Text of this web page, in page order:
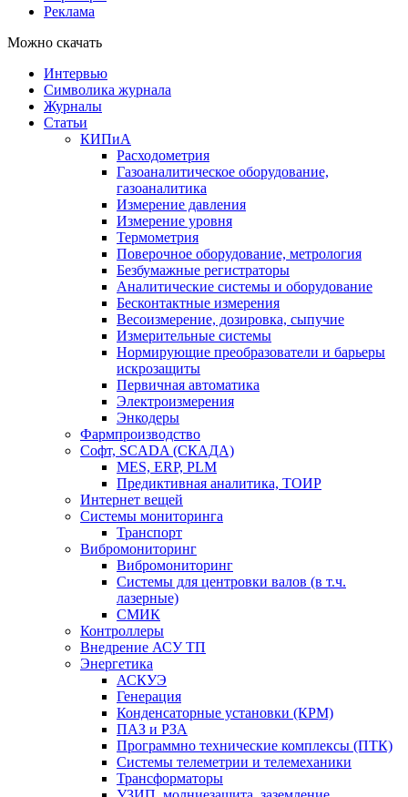
Реклама
Можно скачать
Интервью
Символика журнала
Журналы
Статьи
КИПиА
Расходометрия
Газоаналитическое оборудование,
газоаналитика
Измерение давления
Измерение уровня
Термометрия
Поверочное оборудование, метрология
Безбумажные регистраторы
Аналитические системы и оборудование
Бесконтактные измерения
Весоизмерение, дозировка, сыпучие
Измерительные системы
Нормирующие преобразователи и барьеры
искрозащиты
Первичная автоматика
Электроизмерения
Энкодеры
Фармпроизводство
Софт, SCADA (СКАДА)
MES, ERP, PLM
Предиктивная аналитика, ТОИР
Интернет вещей
Системы мониторинга
Транспорт
Вибромониторинг
Вибромониторинг
Системы для центровки валов (в т.ч.
лазерные)
СМИК
Контроллеры
Внедрение АСУ ТП
Энергетика
АСКУЭ
Генерация
Конденсаторные установки (КРМ)
ПАЗ и РЗА
Программно технические комплексы (ПТК)
Системы телеметрии и телемеханики
Трансформаторы